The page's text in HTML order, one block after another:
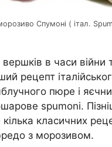
Спумоні ( італ.
вершків в часи війни
рецепт
пюре і
spumoni.
класичних
з морозивом.